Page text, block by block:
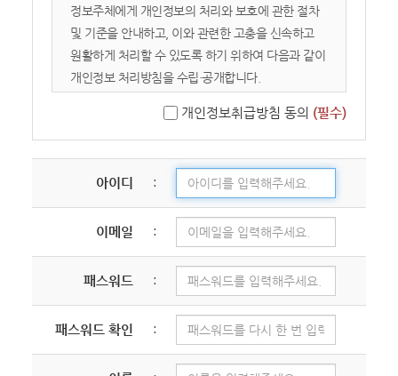
2. 회원: 서비스에 접속하여 본 약관에 동의하고
이용자 번호(ID)와 비밀번호를 발급받은 자를
말합니다.
3. 콘텐츠: 교회가 서비스 상에서 제공하는 설교
영상, 텍스트, 이미지 등 모든 자료를 의미합니다.
제 2 장 서비스 이용 및 관리
제 4 조 (이용 신청 및 승낙)
① 이용계약은 이용자가 약관 내용에 동의하고
회원가입 신청을 하면, 교회가 이를 승낙함으로써
성립합니다.
② 교회는 다음 각 호에 해당하는 신청에 대하여는
승낙을 거절하거나 사후에 취소할 수 있습니다.
- 타인의 명의를 도용하여 신청한 경우
- 등록 내용에 허위, 기재 누락, 오기가 있는 경우
- 교회의 신앙적 목적이나 정체성에 반하는 의도를
정보주체에게 개인정보의 처리와 보호에 관한 절차
및 기준을 안내하고, 이와 관련한 고충을 신속하고
원활하게 처리할 수 있도록 하기 위하여 다음과 같이
개인정보 처리방침을 수립·공개합니다.
01. 개인정보의 수집 및 이용목적
02. 수집하는 개인정보의 항목 및 수집방법
03. 개인정보의 공유 및 제3자 제공
04. 개인정보 처리의 위탁
05. 개인정보의 처리 및 보유기간
06. 개인정보 파기절차 및 방법
07. 이용자 및 법정대리인의 권리와 그 행사방법
08. 개인정보 자동 수집 장치의 설치/ 운영 및 거부에
09. 개인정보의 기술적/ 관리적 보호 대책
10. 개인정보관리책임자 및 담당자의 연락처
11. 개인정보 열람청구 처리 부서
개인정보취급방침 동의 (필수)
아이디 :
이메일 :
패스워드 :
패스워드 확인 :